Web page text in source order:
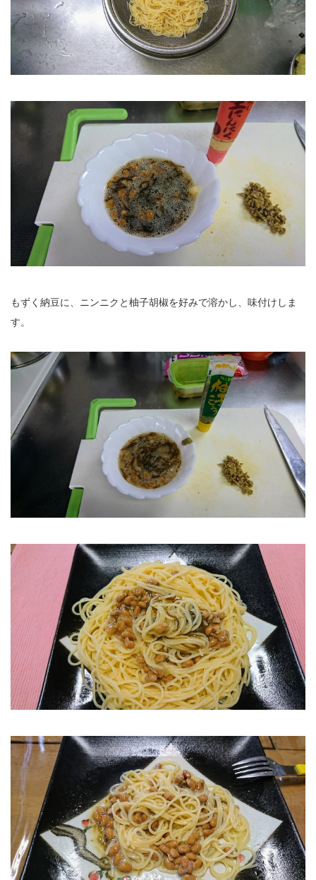
もずく納豆に、ニンニクと柚子胡椒を好みで溶かし、味付けしま
す。